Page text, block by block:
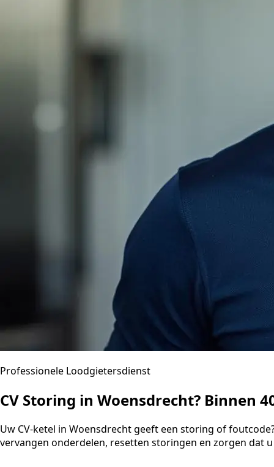
Professionele Loodgietersdienst
CV Storing in Woensdrecht? Binnen
Uw CV-ketel in Woensdrecht geeft een storing of
vervangen onderdelen, resetten storingen en zorgen dat